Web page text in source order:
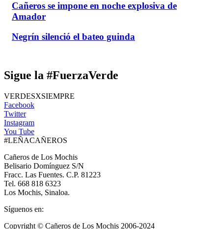
Cañeros se impone en noche explosiva de
Amador
Negrín silenció el bateo guinda
Sigue la #FuerzaVerde
VERDESXSIEMPRE
Facebook
Twitter
Instagram
You Tube
#LEÑACAÑEROS
Cañeros de Los Mochis
Belisario Domínguez S/N
Fracc. Las Fuentes. C.P. 81223
Tel. 668 818 6323
Los Mochis, Sinaloa.
Síguenos en:
Copyright © Cañeros de Los Mochis 2006-2024